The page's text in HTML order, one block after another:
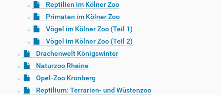
Reptilien im Kölner Zoo
Primaten im Kölner Zoo
Vögel im Kölner Zoo (Teil 1)
Vögel im Kölner Zoo (Teil 2)
Drachenwelt Königswinter
Naturzoo Rheine
Opel-Zoo Kronberg
Reptilium: Terrarien- und Wüstenzoo